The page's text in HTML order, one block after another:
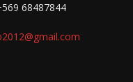
68487844